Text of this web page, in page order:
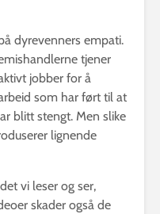
dyrevenners empati.
tjener
jobber for å
som har ført til at
blitt stengt. Men slike
lignende
vi leser og ser,
skader også de